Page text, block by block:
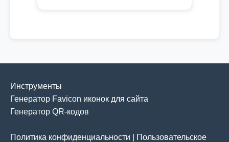
Инструменты
Генератор Favicon иконок для сайта
Генератор QR-кодов
Политика конфиденциальности Пользовательское